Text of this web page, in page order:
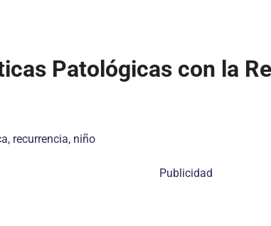
Patológicas con la
recurrencia, niño
Publicidad